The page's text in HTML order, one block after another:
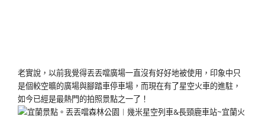
老實說，以前我覺得丟丟噹廣場一直沒有好好地被使用，印象中只
是個較空曠的廣場與腳踏車停車場，而現在有了星空火車的進駐，
如今已經是最熱門的拍照景點之一了！